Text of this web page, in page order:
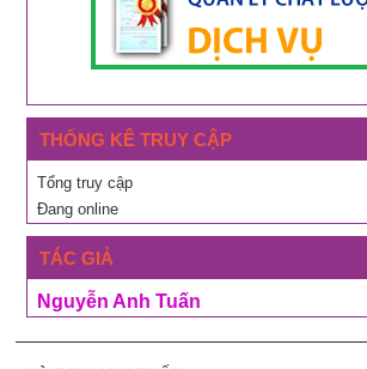
THỐNG KÊ TRUY CẬP
Tổng truy cập
Đang online
TÁC GIẢ
Nguyễn Anh Tuấn